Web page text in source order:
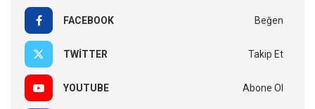
FACEBOOK Beğen
TWITTER Takip Et
YOUTUBE Abone Ol